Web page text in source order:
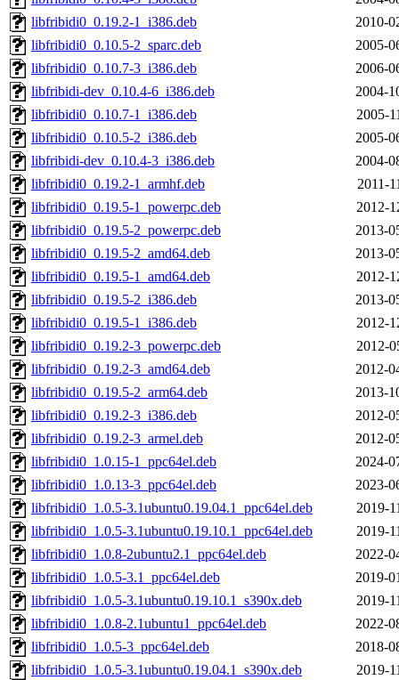
libfribidi0_0.19.2-1_i386.deb
2010-
libfribidi0_0.10.5-2_sparc.deb
2005-
libfribidi0_0.10.7-3_i386.deb
2006-
libfribidi-dev_0.10.4-6_i386.deb
2004-
libfribidi0_0.10.7-1_i386.deb
2005-
libfribidi0_0.10.5-2_i386.deb
2005-
libfribidi-dev_0.10.4-3_i386.deb
2004-
libfribidi0_0.19.2-1_armhf.deb
2011-
libfribidi0_0.19.5-1_powerpc.deb
2012-
libfribidi0_0.19.5-2_powerpc.deb
2013-
libfribidi0_0.19.5-2_amd64.deb
2013-
libfribidi0_0.19.5-1_amd64.deb
2012-
libfribidi0_0.19.5-2_i386.deb
2013-
libfribidi0_0.19.5-1_i386.deb
2012-
libfribidi0_0.19.2-3_powerpc.deb
2012-
libfribidi0_0.19.2-3_amd64.deb
2012-
libfribidi0_0.19.5-2_arm64.deb
2013-
libfribidi0_0.19.2-3_i386.deb
2012-
libfribidi0_0.19.2-3_armel.deb
2012-
libfribidi0_1.0.15-1_ppc64el.deb
2024-
libfribidi0_1.0.13-3_ppc64el.deb
2023-
libfribidi0_1.0.5-3.1ubuntu0.19.04.1_ppc64el.deb
2019-
libfribidi0_1.0.5-3.1ubuntu0.19.10.1_ppc64el.deb
2019-
libfribidi0_1.0.8-2ubuntu2.1_ppc64el.deb
2022-
libfribidi0_1.0.5-3.1_ppc64el.deb
2019-
libfribidi0_1.0.5-3.1ubuntu0.19.10.1_s390x.deb
2019-
libfribidi0_1.0.8-2.1ubuntu1_ppc64el.deb
2022-
libfribidi0_1.0.5-3_ppc64el.deb
2018-
libfribidi0_1.0.5-3.1ubuntu0.19.04.1_s390x.deb
2019-